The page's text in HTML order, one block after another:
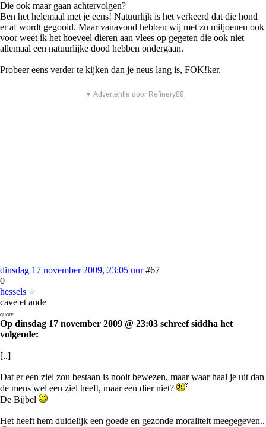
Die ook maar gaan achtervolgen?
Ben het helemaal met je eens! Natuurlijk is het verkeerd dat die hond
er af wordt gegooid. Maar vanavond hebben wij met zn miljoenen ook
voor weet ik het hoeveel dieren aan vlees op gegeten die ook niet
allemaal een natuurlijke dood hebben ondergaan.
Probeer eens verder te kijken dan je neus lang is, FOK!ker.
▼ Advertentie door Refinery89
dinsdag 17 november 2009, 23:05 uur #67
0
hessels
cave et aude
quote:
Op dinsdag 17 november 2009 @ 23:03 schreef siddha het
volgende:
[..]
Dat er een ziel zou bestaan is nooit bewezen, maar waar haal je uit dan
de mens wel een ziel heeft, maar een dier niet?
De Bijbel
Het heeft hem duidelijk een goede en gezonde moraliteit meegegeven..